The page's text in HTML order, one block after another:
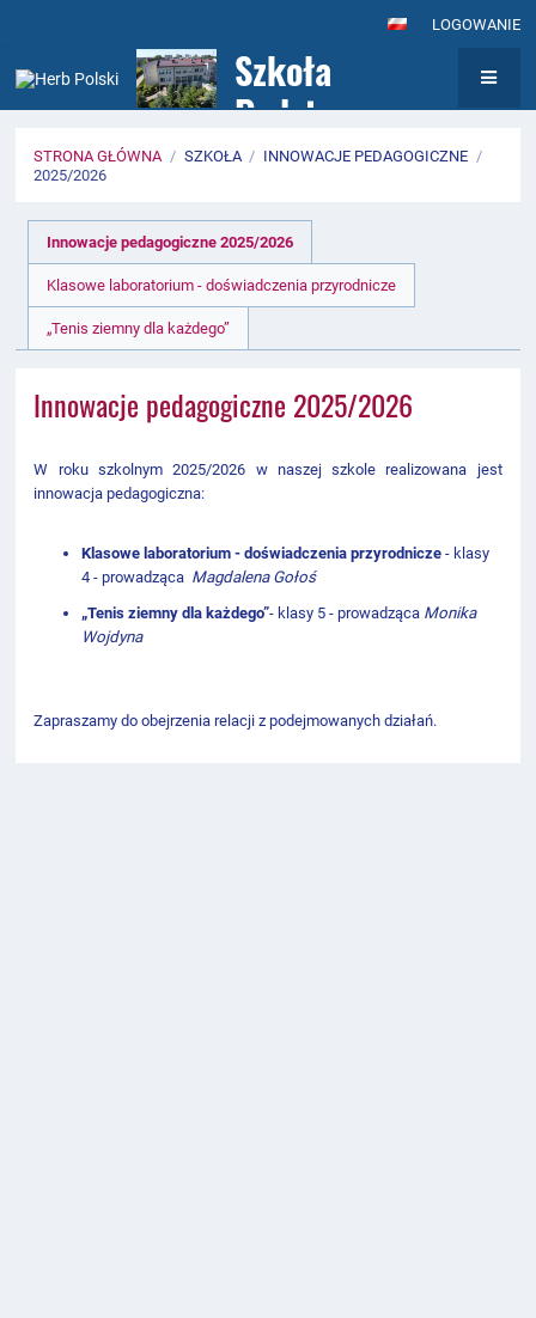
LOGOWANIE
Szkoła
Podstawowa nr
7
Integracyjnymi
im. Królowej
STRONA GŁÓWNA / SZKOŁA / INNOWACJE PEDAGOGICZNE /
2025/2026
2025/2026
Innowacje pedagogiczne 2025/2026
Klasowe laboratorium - doświadczenia przyrodnicze
„Tenis ziemny dla każdego”
Innowacje pedagogiczne 2025/2026
W roku szkolnym 2025/2026 w naszej szkole realizowana jest
innowacja pedagogiczna:
Klasowe laboratorium - doświadczenia przyrodnicze - klasy
4 - prowadząca Magdalena Gołoś
„Tenis ziemny dla każdego”- klasy 5 - prowadząca Monika
Wojdyna
Zapraszamy do obejrzenia relacji z podejmowanych działań.